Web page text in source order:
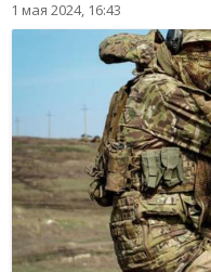
1 мая 2024, 16:43